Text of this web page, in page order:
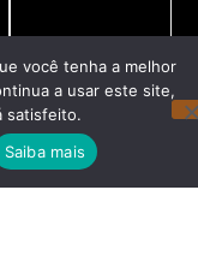
você tenha a melhor
a usar este site,
satisfeito.
Saiba mais